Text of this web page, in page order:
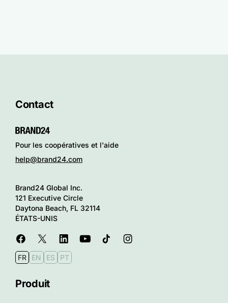
Contact
Pour les coopératives et l'aide
help@brand24.com
Brand24 Global Inc.
121 Executive Circle
Daytona Beach, FL 32114
ÉTATS-UNIS
FR EN ES PT
Produit